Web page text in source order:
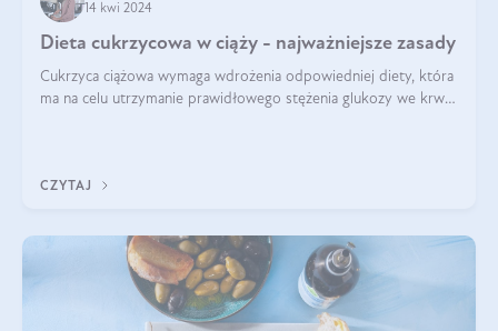
14 kwi 2024
Dieta cukrzycowa w ciąży - najważniejsze zasady
Cukrzyca ciążowa wymaga wdrożenia odpowiedniej diety, która
ma na celu utrzymanie prawidłowego stężenia glukozy we krwi i
CZYTAJ